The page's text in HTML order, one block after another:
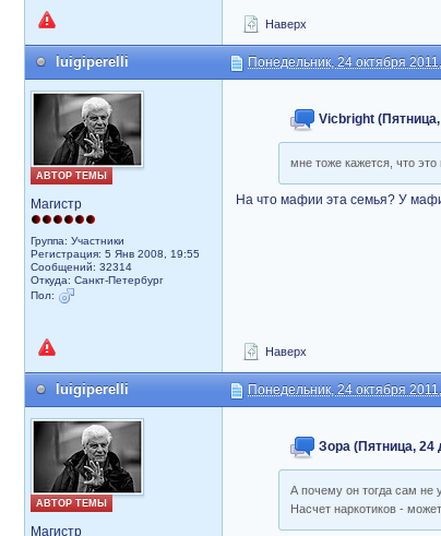
Наверх
luigiperelli Понедельник, 24 октября
АВТОР ТЕМЫ
Магистр
Группа: Участники
Регистрация: 5 Янв 2008, 19:55
Сообщений: 32314
Откуда: Санкт-Петербург
Пол:
Vicbright
мне тоже кажется, что
На что мафии эта семья? У
Наверх
luigiperelli Понедельник, 24 октября
АВТОР ТЕМЫ
Магистр
Зора (Пятница, 24
А почему он тогда сам не
Насчет наркотиков -